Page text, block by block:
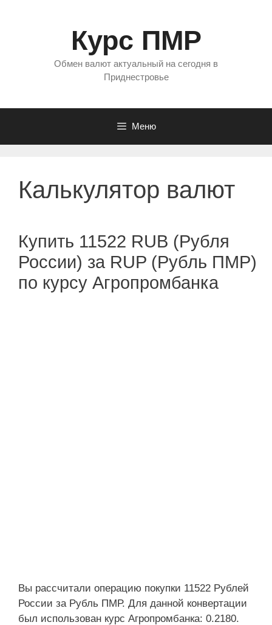
Курс ПМР
Обмен валют актуальный на сегодня в
Приднестровье
Меню
Калькулятор валют
Купить 11522 RUB (Рубля
России) за RUP (Рубль ПМР)
по курсу Агропромбанка
Вы рассчитали операцию покупки 11522 Рублей
России за Рубль ПМР. Для данной конвертации
был использован курс Агропромбанка: 0.2180.